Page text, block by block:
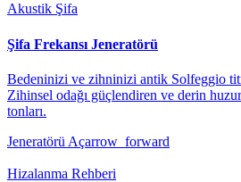
Akustik Şifa
Şifa Frekansı Jeneratörü
Bedeninizi ve zihninizi antik Solfeggio
Zihinsel odağı güçlendiren ve derin
tonları.
Jeneratörü Açarrow_forward
Hizalanma Rehberi